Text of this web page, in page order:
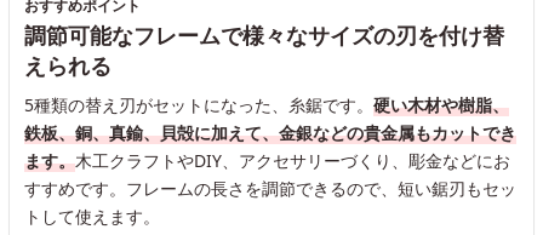
おすすめポイント
調節可能なフレームで様々なサイズの刃を付け替
えられる
5種類の替え刃がセットになった、糸鋸です。 硬い木材や樹脂、
鉄板、銅、真鍮、貝殻に加えて、金銀などの貴金属もカットでき
ます。木工クラフトやDIY、アクセサリーづくり、彫金などにお
すすめです。フレームの長さを調節できるので、短い鋸刃もセッ
トして使えます。